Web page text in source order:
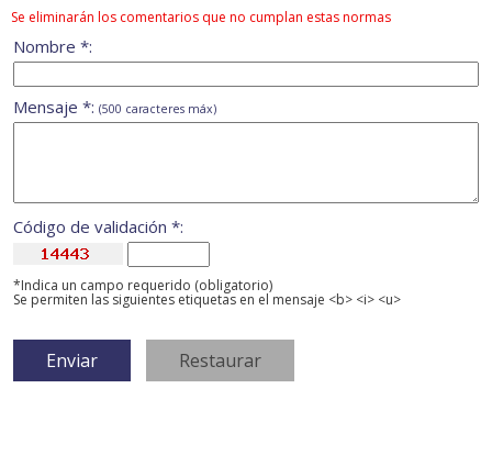
Se eliminarán los comentarios que no cumplan estas normas
Nombre *:
Mensaje *: (500 caracteres máx)
Código de validación *:
*Indica un campo requerido (obligatorio)
Se permiten las siguientes etiquetas en el mensaje <b> <i> <u>